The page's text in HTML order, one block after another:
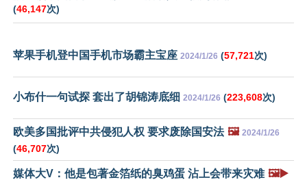
(46,147次)
苹果手机登中国手机市场霸主宝座 2024/1/26 (57,721次)
小布什一句试探 套出了胡锦涛底细 2024/1/26 (223,608次)
欧美多国批评中共侵犯人权 要求废除国安法 🖼️ 2024/1/26
(46,707次)
媒体大V：他是包著金箔纸的臭鸡蛋 沾上会带来灾难 🖼️▶️